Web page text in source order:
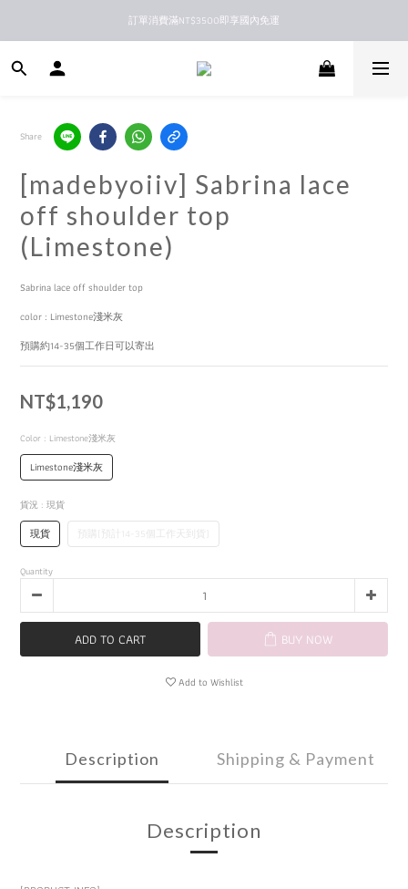
新馬港澳順豐到付配送
訂單消費滿NT$3500即享國內免運
新馬港澳順豐到付配送
Share
[madebyoiiv] Sabrina lace
off shoulder top
(Limestone)
Sabrina lace off shoulder top
color : Limestone淺米灰
預購約14-35個工作日可以寄出
NT$1,190
Color : Limestone淺米灰
Limestone淺米灰
貨況 : 現貨
現貨 預購(預計14-35個工作天到貨)
Quantity
ADD TO CART BUY NOW
Add to Wishlist
Description Shipping & Payment
Description